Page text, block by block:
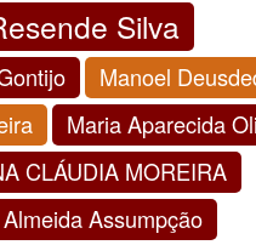
Silva
Manoel
Maria Aparecida
CLÁUDIA MOREIRA
Assumpção